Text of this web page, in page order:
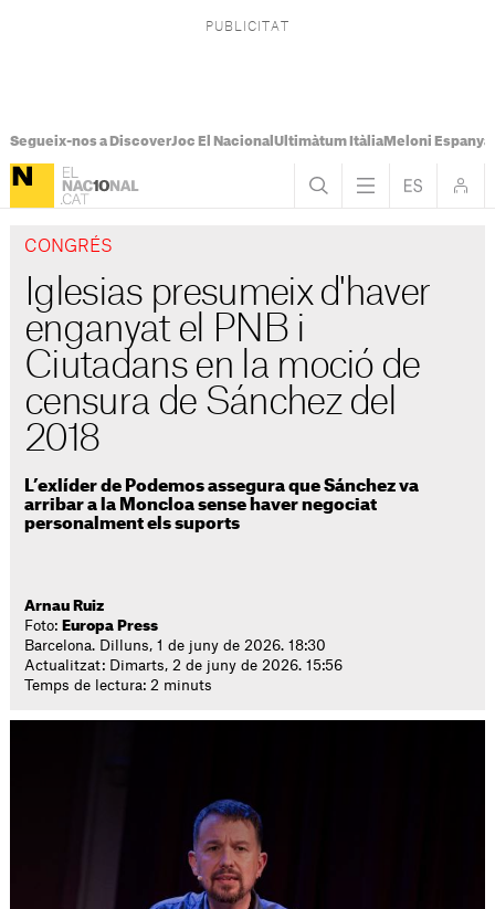
Segueix-nos a DiscoverJoc El Nacional Ultimàtum ItàliaMeloni Espanya
CONGRÉS
Iglesias presumeix d'haver
enganyat el PNB i
Ciutadans en la moció de
censura de Sánchez del
2018
L’exlíder de Podemos assegura que Sánchez va
arribar a la Moncloa sense haver negociat
personalment els suports
Arnau Ruiz
Foto: Europa Press
Barcelona. Dilluns, 1 de juny de 2026. 18:30
Actualitzat: Dimarts, 2 de juny de 2026. 15:56
Temps de lectura: 2 minuts